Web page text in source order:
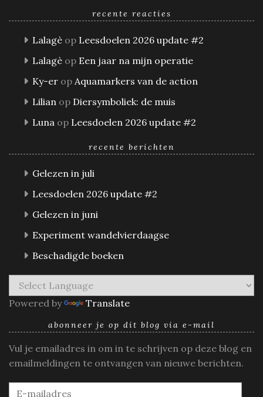
recente reacties
Lalagè op Leesdoelen 2026 update #2
Lalagè op Een jaar na mijn operatie
Ky-er op Aquamarkers van de action
Lilian op Diersymboliek: de muis
Luna op Leesdoelen 2026 update #2
recente berichten
Gelezen in juli
Leesdoelen 2026 update #2
Gelezen in juni
Experiment wandelvierdaagse
Beschadigde boeken
Powered by Translate
abonneer je op dit blog via e-mail
Vul je emailadres in om in te schrijven op deze blog en
emailmeldingen te ontvangen van nieuwe berichten.
E-